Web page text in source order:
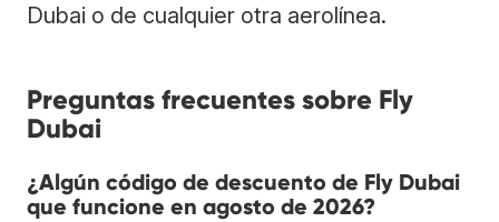
Dubai o de cualquier otra aerolínea.
Preguntas frecuentes sobre Fly
Dubai
¿Algún código de descuento de Fly Dubai
que funcione en agosto de 2026?